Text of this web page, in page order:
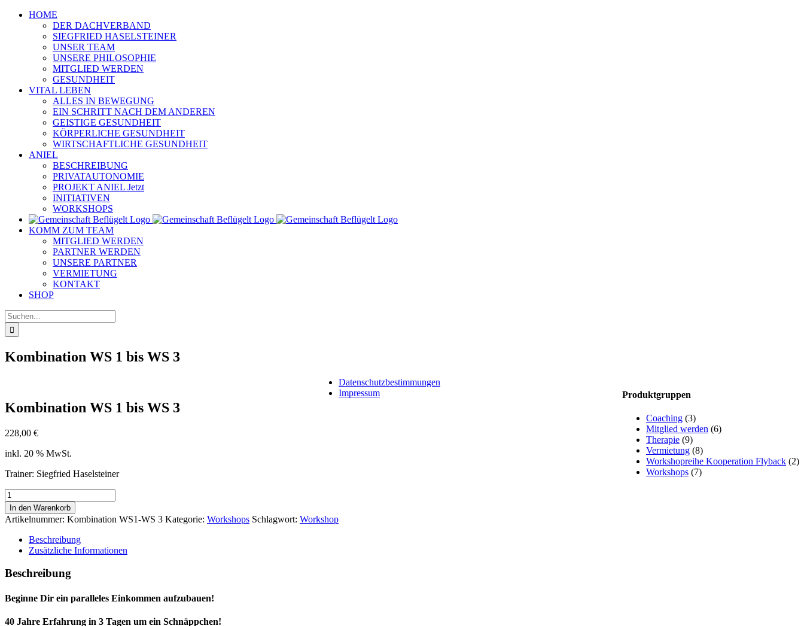
Zum
HOME
DER DACHVERBAND
SIEGFRIED HASELSTEINER
UNSER TEAM
UNSERE PHILOSOPHIE
MITGLIED WERDEN
GESUNDHEIT
VITAL LEBEN
ALLES IN BEWEGUNG
EIN SCHRITT NACH DEM ANDEREN
GEISTIGE GESUNDHEIT
KÖRPERLICHE GESUNDHEIT
WIRTSCHAFTLICHE GESUNDHEIT
ANIEL
BESCHREIBUNG
PRIVATAUTONOMIE
PROJEKT ANIEL Jetzt
INITIATIVEN
WORKSHOPS
KOMM ZUM TEAM
MITGLIED WERDEN
PARTNER WERDEN
UNSERE PARTNER
VERMIETUNG
KONTAKT
SHOP
Suche
nach:
Kombination WS 1 bis WS 3
Kombination WS 1 bis WS 3
228,00 €
inkl. 20 % MwSt.
Trainer: Siegfried Haselsteiner
Kombination
WS
1
bis
Menge
In den Warenkorb
Artikelnummer: Kombination WS1-WS 3 Kategorie: Workshops Schlagwort: Workshop
Beschreibung
Zusätzliche Informationen
Beschreibung
Beginne Dir ein paralleles Einkommen aufzubauen!
40 Jahre Erfahrung in 3 Tagen um ein Schnäppchen!
Produktgruppen
Coaching (3)
Mitglied werden (6)
Therapie (9)
Vermietung (8)
Workshopreihe Kooperation Flyback (2)
Workshops (7)
Datenschutzbestimmungen
Impressum